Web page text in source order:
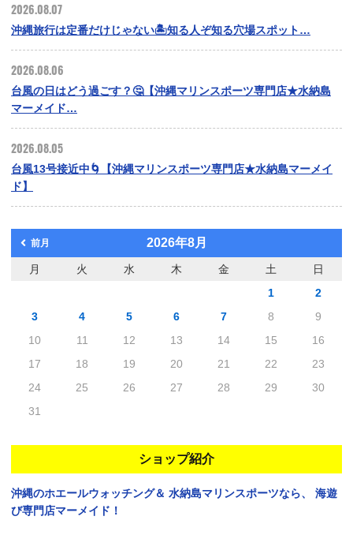
2026.08.07
沖縄旅行は定番だけじゃない🏝️知る人ぞ知る穴場スポット…
2026.08.06
台風の日はどう過ごす？🤔【沖縄マリンスポーツ専門店★水納島
マーメイド…
2026.08.05
台風13号接近中🌀【沖縄マリンスポーツ専門店★水納島マーメイ
ド】
前月 2026年8月
月 火 水 木 金 土
日
1
2
3
4 5 6 7 8
9
10
11 12 13 14 15
16
17
18 19 20 21 22
23
24
25 26 27 28 29
30
31
ショップ紹介
沖縄のホエールウォッチング＆ 水納島マリンスポーツなら、
海遊
び専門店マーメイド！